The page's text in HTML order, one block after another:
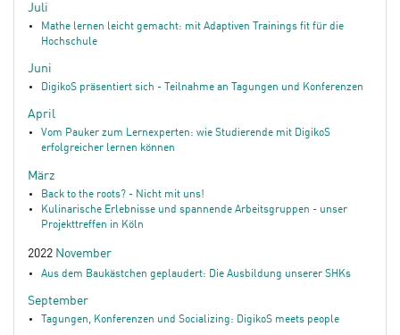
Juli
Mathe lernen leicht gemacht: mit Adaptiven Trainings fit für die
Hochschule
Juni
DigikoS präsentiert sich - Teilnahme an Tagungen und Konferenzen
April
Vom Pauker zum Lernexperten: wie Studierende mit DigikoS
erfolgreicher lernen können
März
Back to the roots? - Nicht mit uns!
Kulinarische Erlebnisse und spannende Arbeitsgruppen - unser
Projekttreffen in Köln
2022 November
Aus dem Baukästchen geplaudert: Die Ausbildung unserer SHKs
September
Tagungen, Konferenzen und Socializing: DigikoS meets people